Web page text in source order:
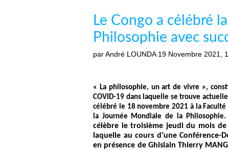
Le Congo a célébré
Philosophie avec
par André LOUNDA 19 Novembre 2021,
« La philosophie, un art de vivre »,
COVID-19 dans laquelle se trouve
célébré le 18 novembre 2021 à la Faculté
la Journée Mondiale de la
célèbre le troisième jeudi du mois
laquelle au cours d’une Conférence-
en présence de Ghislain Thierry